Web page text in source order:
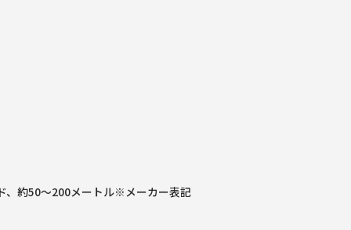
、約50～200メートル※メーカー表記